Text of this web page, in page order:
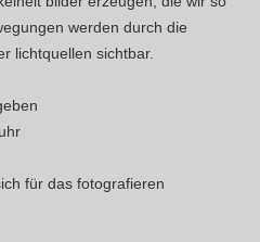
werden durch die
lichtquellen sichtbar.
für das fotografieren